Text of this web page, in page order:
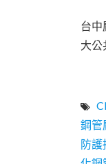
台中
大公
鋼管
防護